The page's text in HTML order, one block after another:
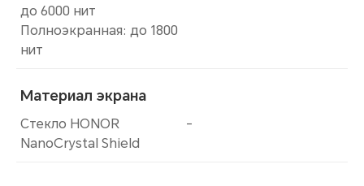
до 6000 нит
Полноэкранная: до 1800
нит
Материал экрана
Стекло HONOR
NanoCrystal Shield
-